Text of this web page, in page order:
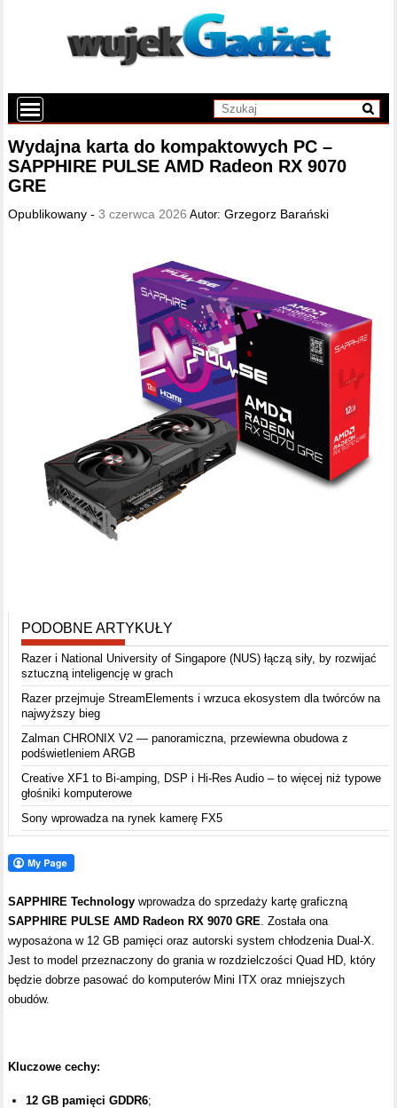
Wydajna karta do kompaktowych PC –
SAPPHIRE PULSE AMD Radeon RX 9070
GRE
Opublikowany -3 czerwca 2026 Autor:Grzegorz Barański
PODOBNE ARTYKUŁY
Razer i National University of Singapore (NUS) łączą siły, by rozwijać
sztuczną inteligencję w grach
Razer przejmuje StreamElements i wrzuca ekosystem dla twórców na
najwyższy bieg
Zalman CHRONIX V2 — panoramiczna, przewiewna obudowa z
podświetleniem ARGB
Creative XF1 to Bi-amping, DSP i Hi-Res Audio – to więcej niż typowe
głośniki komputerowe
Sony wprowadza na rynek kamerę FX5
SAPPHIRE Technology wprowadza do sprzedaży kartę graficzną
SAPPHIRE PULSE AMD Radeon RX 9070 GRE . Została ona
wyposażona w 12 GB pamięci oraz autorski system chłodzenia Dual-X.
Jest to model przeznaczony do grania w rozdzielczości Quad HD, który
będzie dobrze pasować do komputerów Mini ITX oraz mniejszych
obudów.
Kluczowe cechy:
12 GB pamięci GDDR6;